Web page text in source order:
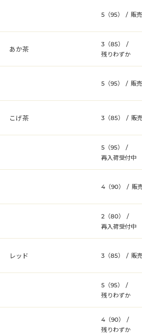
5（95） / 販
あか茶
3（85）
/
残りわずか
5（95） / 販
こげ茶 3（85） / 販
5（95）
/
再入荷受付中
4（90） / 販
2（80）
/
再入荷受付中
レッド 3（85） / 販
5（95）
/
残りわずか
4（90）
/
残りわずか